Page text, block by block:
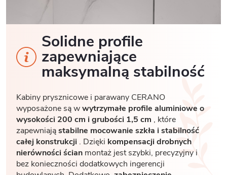
Solidne profile
zapewniające
maksymalną stabilność
Kabiny prysznicowe i parawany CERANO
wyposażone są wwytrzymałe profile aluminiowe o
wysokości 200 cm i grubości 1,5 cm , które
zapewniająstabilne mocowanie szkła i stabilność
całej konstrukcji . Dzięki kompensacji drobnych
nierówności ścian montaż jest szybki, precyzyjny i
bez konieczności dodatkowych ingerencji